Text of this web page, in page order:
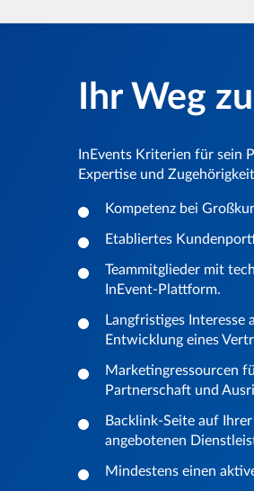
Ihr Weg
InEvents Kriterien für sein
Expertise und
Kompetenz bei
Etabliertes
Teammitglieder mit
InEvent-Plattform.
Langfristiges
Entwicklung eines
Marketingressourcen
Partnerschaft und
Backlink-Seite auf
angebotenen
Mindestens einen